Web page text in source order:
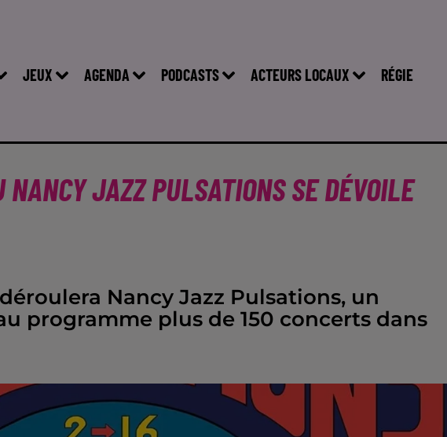
JEUX AGENDA PODCASTS ACTEURS LOCAUX RÉGIE
JAZZ PULSATIONS SE DÉVOILE
Nancy Jazz Pulsations, un
programme plus de 150 concerts dans